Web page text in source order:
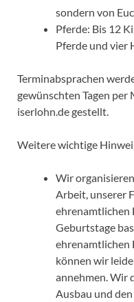
sondern von
Pferde: Bis 12
Pferde und vier
Terminabsprachen
gewünschten Tagen
iserlohn.de gestellt.
Weitere wichtige
Wir
Arbeit, unserer
ehrenamtlichen
Geburtstage
ehrenamtlichen
können wir
annehmen. Wir
Ausbau und